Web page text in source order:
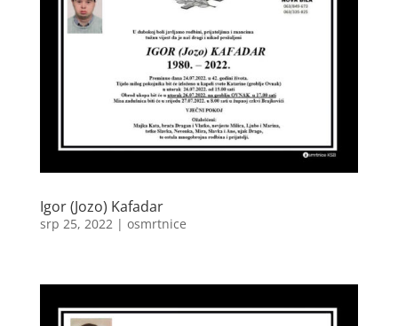
Igor (Jozo) Kafadar
srp 25, 2022| osmrtnice